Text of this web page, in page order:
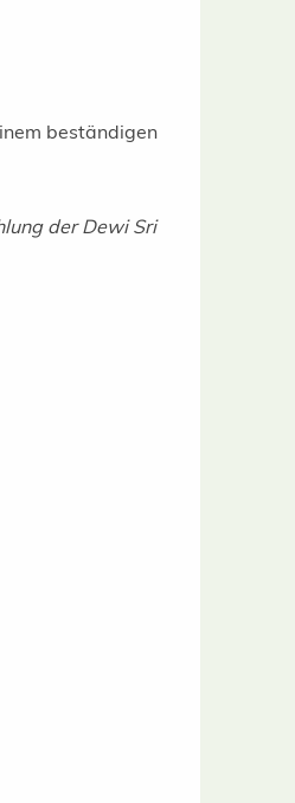
beständigen
der Dewi Sri